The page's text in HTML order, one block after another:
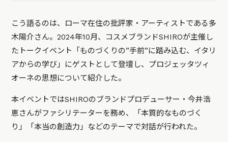
こう語るのは、ローマ在住の批評家・アーティストである多
木陽介さん。2024年10月、コスメブランドSHIROが主催し
たトークイベント「ものづくりの”手前”に踏み込む、イタリ
アからの学び」にゲストとして登壇し、プロジェッタツィ
オーネの思想について紹介した。
本イベントではSHIROのブランドプロデューサー・今井浩
恵さんがファシリテーターを務め、「本質的なものづく
り」「本当の創造力」などのテーマで対話が行われた。